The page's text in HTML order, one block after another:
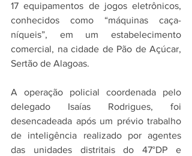
17 equipamentos de jogos eletrônicos,
conhecidos como “máquinas caça-
níqueis”, em um estabelecimento
comercial, na cidade de Pão de Açúcar,
Sertão de Alagoas.
A operação policial coordenada pelo
delegado Isaías Rodrigues, foi
desencadeada após um prévio trabalho
de inteligência realizado por agentes
das unidades distritais do 47°DP e